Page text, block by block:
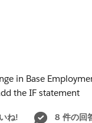
in Base
the IF statement
ね! 8 件の回